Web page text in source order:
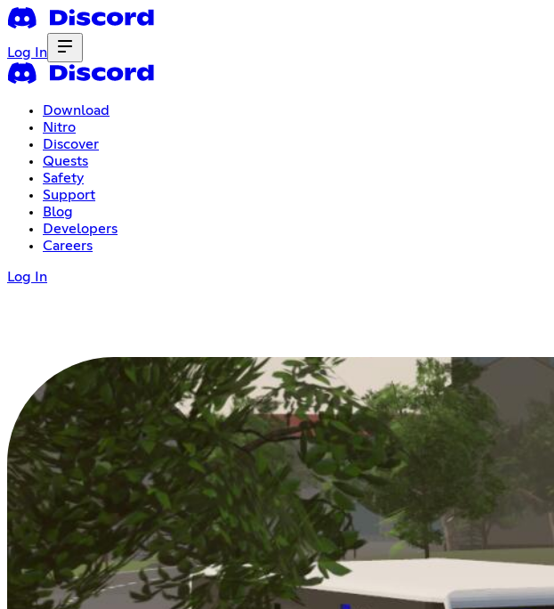
Log In
Download
Nitro
Discover
Quests
Safety
Support
Blog
Developers
Careers
Log In